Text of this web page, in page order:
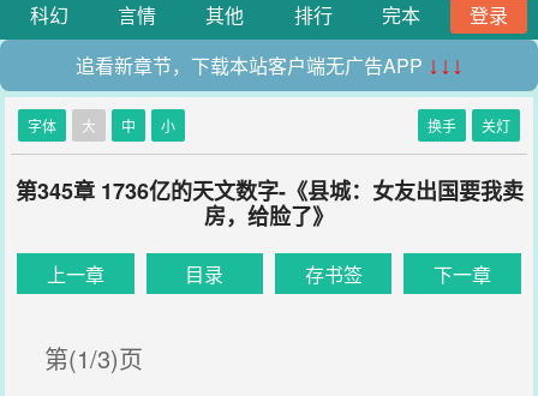
科幻
言情 其他 排行 完本
登录
追看新章节，下载本站客户端无广告APP ↓↓↓
字体 大 中 小 换手 关灯
第345章 1736亿的天文数字-《县城：女友出国要我卖
房，给脸了》
上一章 目录 存书签 下一章
第(1/3)页